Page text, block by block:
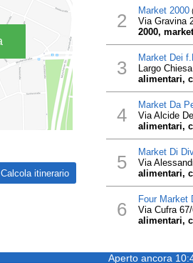
2 Market 2000
Via Gravina
2000,
3 Market Dei
Largo
alimentari,
4 Market Da
Via Alcide
alimentari,
5 Market Di
Via
alimentari,
6 Four Market
Via Cufra
alimentari,
Aperto ancora